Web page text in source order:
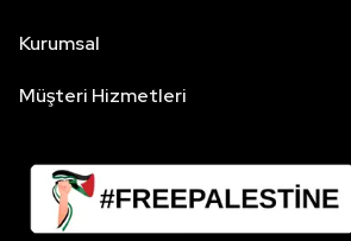
Kurumsal
Müşteri Hizmetleri